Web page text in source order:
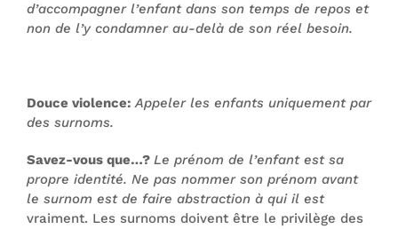
d’accompagner l’enfant dans son temps de repos et
non de l’y condamner au-delà de son réel besoin.
Douce violence:Appeler les enfants uniquement par
des surnoms.
Savez-vous que…? Le prénom de l’enfant est sa
propre identité. Ne pas nommer son prénom avant
le surnom est de faire abstraction à qui il est
vraiment. Les surnoms doivent être le privilège des